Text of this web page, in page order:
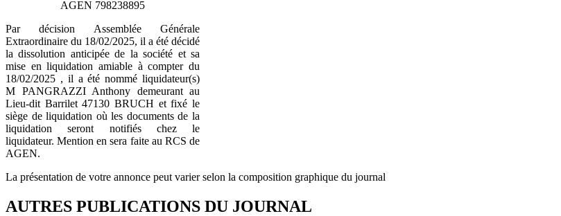
AGEN 798238895
Par décision Assemblée Générale
Extraordinaire du 18/02/2025, il a été décidé
la dissolution anticipée de la société et sa
mise en liquidation amiable à compter du
18/02/2025 , il a été nommé liquidateur(s)
M PANGRAZZI Anthony demeurant au
Lieu-dit Barrilet 47130 BRUCH et fixé le
siège de liquidation où les documents de la
liquidation seront notifiés chez le
liquidateur. Mention en sera faite au RCS de
AGEN.
La présentation de votre annonce peut varier selon la composition graphique du journal
AUTRES PUBLICATIONS DU JOURNAL